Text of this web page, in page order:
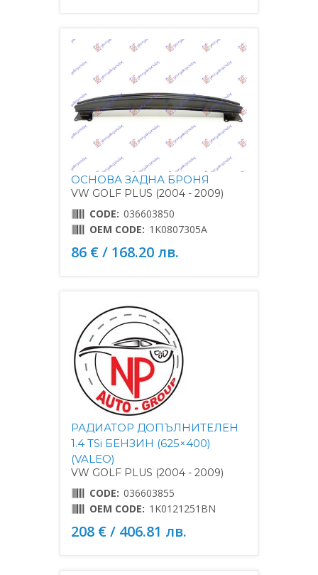
ОСНОВА ЗАДНА БРОНЯ
VW GOLF PLUS (2004 - 2009)
CODE: 036603850
OEM CODE: 1K0807305A
86 € / 168.20 лв.
РАДИАТОР ДОПЪЛНИТЕЛЕН
1.4 TSi БЕНЗИН (625×400)
(VALEO)
VW GOLF PLUS (2004 - 2009)
CODE: 036603855
OEM CODE: 1K0121251BN
208 € / 406.81 лв.